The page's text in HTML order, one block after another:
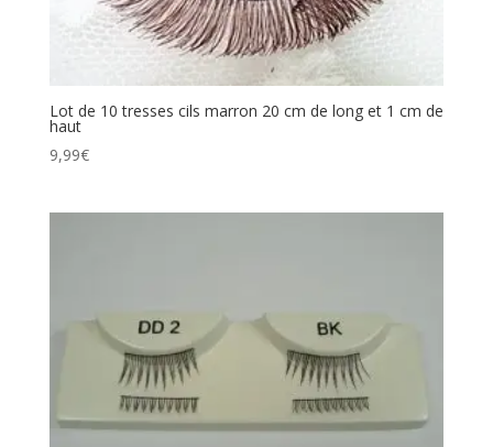
Lot de 10 tresses cils marron 20 cm de long et 1 cm de
haut
9,99€